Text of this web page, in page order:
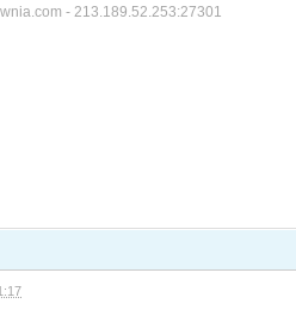
- 213.189.52.253:27301